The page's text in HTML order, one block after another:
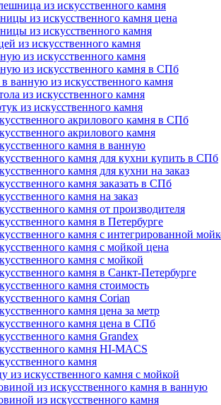
из искусственного камня
из искусственного камня цена
из искусственного камня
из искусственного камня
из искусственного камня
из искусственного камня в СПб
ванную из искусственного камня
из искусственного камня
из искусственного камня
акрилового камня в СПб
акрилового камня
камня в ванную
камня для кухни купить в СПб
камня для кухни на заказ
камня заказать в СПб
камня на заказ
камня от производителя
камня в Петербурге
камня с интегрированной
камня с мойкой цена
камня с мойкой
камня в Санкт-Петербурге
камня стоимость
камня Сorian
камня цена за метр
камня цена в СПб
камня Grandex
камня HI-MACS
камня
из искусственного камня с мойкой
из искусственного камня в ванную
из искусственного камня